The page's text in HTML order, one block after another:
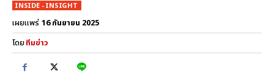
INSIDE - INSIGHT
เผยแพร่ 16 กันยายน 2025
โดยทีมข่าว